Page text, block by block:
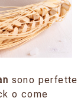
sono perfette
o come